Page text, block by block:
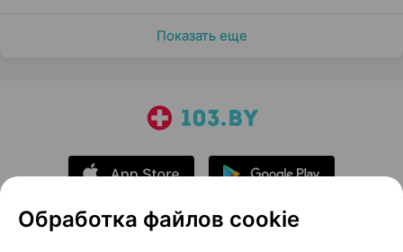
Показать еще
Обработка файлов cookie